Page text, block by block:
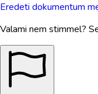
Eredeti dokumentum
Valami nem stimmel?